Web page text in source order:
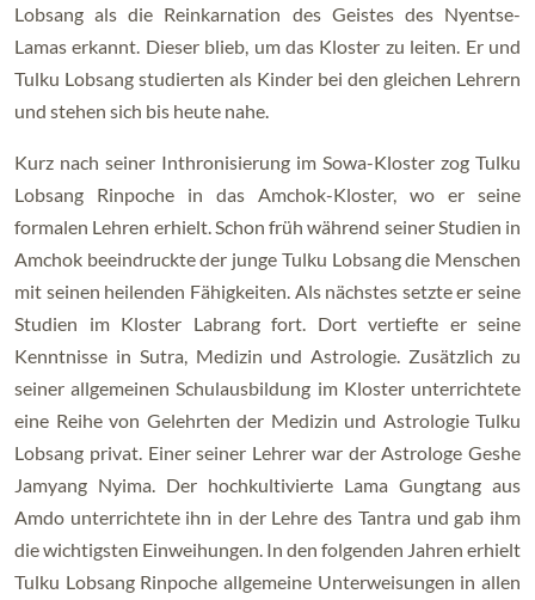
Lobsang als die Reinkarnation des Geistes des Nyentse-
Lamas erkannt. Dieser blieb, um das Kloster zu leiten. Er und
Tulku Lobsang studierten als Kinder bei den gleichen Lehrern
und stehen sich bis heute nahe.
Kurz nach seiner Inthronisierung im Sowa-Kloster zog Tulku
Lobsang Rinpoche in das Amchok-Kloster, wo er seine
formalen Lehren erhielt. Schon früh während seiner Studien in
Amchok beeindruckte der junge Tulku Lobsang die Menschen
mit seinen heilenden Fähigkeiten. Als nächstes setzte er seine
Studien im Kloster Labrang fort. Dort vertiefte er seine
Kenntnisse in Sutra, Medizin und Astrologie. Zusätzlich zu
seiner allgemeinen Schulausbildung im Kloster unterrichtete
eine Reihe von Gelehrten der Medizin und Astrologie Tulku
Lobsang privat. Einer seiner Lehrer war der Astrologe Geshe
Jamyang Nyima. Der hochkultivierte Lama Gungtang aus
Amdo unterrichtete ihn in der Lehre des Tantra und gab ihm
die wichtigsten Einweihungen. In den folgenden Jahren erhielt
Tulku Lobsang Rinpoche allgemeine Unterweisungen in allen